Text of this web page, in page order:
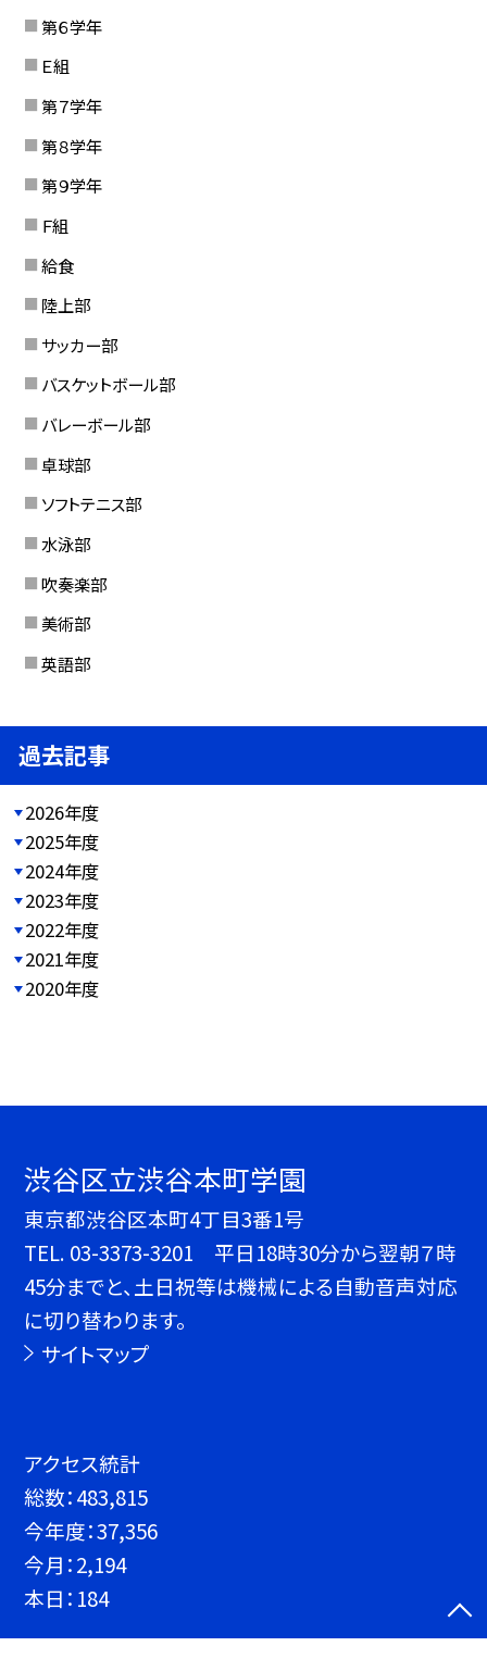
第６学年
Ｅ組
第７学年
第８学年
第９学年
Ｆ組
給食
陸上部
サッカー部
バスケットボール部
バレーボール部
卓球部
ソフトテニス部
水泳部
吹奏楽部
美術部
英語部
過去記事
2026年度
2025年度
2024年度
2023年度
2022年度
2021年度
2020年度
渋谷区立渋谷本町学園
東京都渋谷区本町4丁目3番1号
TEL. 03-3373-3201 平日18時30分から翌朝７時
45分までと、土日祝等は機械による自動音声対応
に切り替わります。
サイトマップ
アクセス統計
総数：483,815
今年度：37,356
今月：2,194
本日： 184